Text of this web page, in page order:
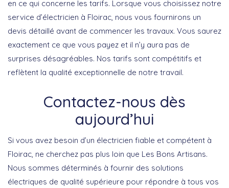
en ce qui concerne les tarifs. Lorsque vous choisissez notre
service d’électricien à Floirac, nous vous fournirons un
devis détaillé avant de commencer les travaux. Vous saurez
exactement ce que vous payez et il n’y aura pas de
surprises désagréables. Nos tarifs sont compétitifs et
reflètent la qualité exceptionnelle de notre travail.
Contactez-nous dès
aujourd’hui
Si vous avez besoin d’un électricien fiable et compétent à
Floirac, ne cherchez pas plus loin que Les Bons Artisans.
Nous sommes déterminés à fournir des solutions
électriques de qualité supérieure pour répondre à tous vos